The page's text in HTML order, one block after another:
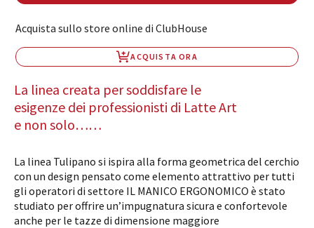
Acquista sullo store online di ClubHouse
ACQUISTA ORA
La linea creata per soddisfare le
esigenze dei professionisti di Latte Art
e non solo……
La linea Tulipano si ispira alla forma geometrica del cerchio
con un design pensato come elemento attrattivo per tutti
gli operatori di settore IL MANICO ERGONOMICO è stato
studiato per offrire un’impugnatura sicura e confortevole
anche per le tazze di dimensione maggiore